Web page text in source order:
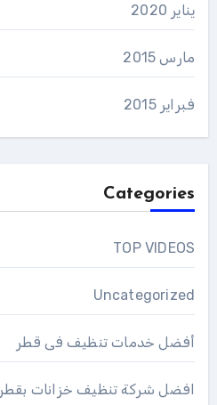
يناير 2020
مارس 2015
فبراير 2015
Categories
TOP VIDEOS
Uncategorized
أفضل خدمات تنظيف فى قطر
افضل شركة تنظيف خزانات بقطر